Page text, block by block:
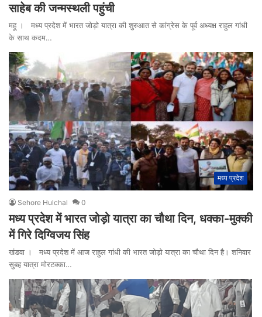
साहेब की जन्मस्थली पहुंची
महू । मध्य प्रदेश में भारत जोड़ो यात्रा की शुरुआत से कांग्रेस के पूर्व अध्यक्ष राहुल गांधी
के साथ कदम…
मध्य प्रदेश
Sehore Hulchal 0
मध्य प्रदेश में भारत जोड़ो यात्रा का चौथा दिन, धक्का-मुक्की
में गिरे दिग्विजय सिंह
खंडवा । मध्य प्रदेश में आज राहुल गांधी की भारत जोड़ो यात्रा का चौथा दिन है। शनिवार
सुबह यात्रा मोरटक्का…